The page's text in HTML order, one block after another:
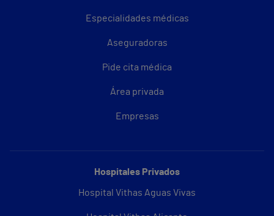
Especialidades médicas
Aseguradoras
Pide cita médica
Área privada
Empresas
Hospitales Privados
Hospital Vithas Aguas Vivas